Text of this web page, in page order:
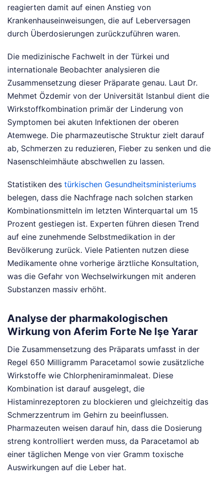
reagierten damit auf einen Anstieg von
Krankenhauseinweisungen, die auf Leberversagen
durch Überdosierungen zurückzuführen waren.
Die medizinische Fachwelt in der Türkei und
internationale Beobachter analysieren die
Zusammensetzung dieser Präparate genau. Laut Dr.
Mehmet Özdemir von der Universität Istanbul dient die
Wirkstoffkombination primär der Linderung von
Symptomen bei akuten Infektionen der oberen
Atemwege. Die pharmazeutische Struktur zielt darauf
ab, Schmerzen zu reduzieren, Fieber zu senken und die
Nasenschleimhäute abschwellen zu lassen.
Statistiken des türkischen Gesundheitsministeriums
belegen, dass die Nachfrage nach solchen starken
Kombinationsmitteln im letzten Winterquartal um 15
Prozent gestiegen ist. Experten führen diesen Trend
auf eine zunehmende Selbstmedikation in der
Bevölkerung zurück. Viele Patienten nutzen diese
Medikamente ohne vorherige ärztliche Konsultation,
was die Gefahr von Wechselwirkungen mit anderen
Substanzen massiv erhöht.
Analyse der pharmakologischen
Wirkung von Aferim Forte Ne Işe Yarar
Die Zusammensetzung des Präparats umfasst in der
Regel 650 Milligramm Paracetamol sowie zusätzliche
Wirkstoffe wie Chlorpheniraminmaleat. Diese
Kombination ist darauf ausgelegt, die
Histaminrezeptoren zu blockieren und gleichzeitig das
Schmerzzentrum im Gehirn zu beeinflussen.
Pharmazeuten weisen darauf hin, dass die Dosierung
streng kontrolliert werden muss, da Paracetamol ab
einer täglichen Menge von vier Gramm toxische
Auswirkungen auf die Leber hat.